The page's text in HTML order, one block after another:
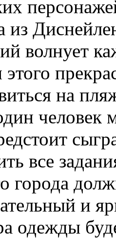
из
волнует
на
все
города
и
одежды